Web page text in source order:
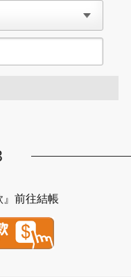
前往結帳